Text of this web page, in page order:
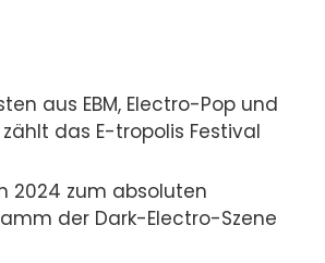
aus EBM, Electro-Pop und
das E-tropolis Festival
2024 zum absoluten
der Dark-Electro-Szene